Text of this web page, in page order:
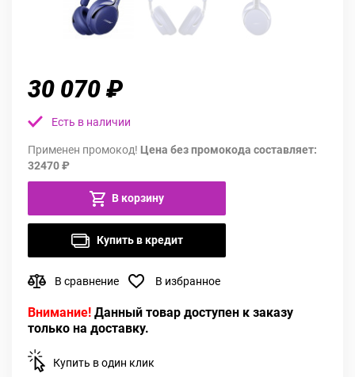
30 070 ₽
Есть в наличии
Применен промокод! Цена без промокода составляет:
32470 ₽
В корзину
Купить в кредит
В сравнение В избранное
Внимание! Данный товар доступен к заказу
только на доставку.
Купить в один клик